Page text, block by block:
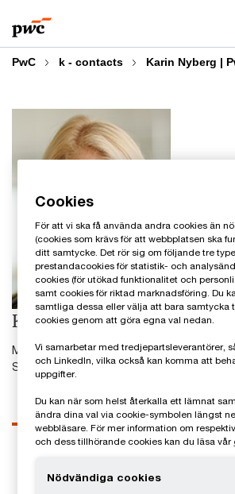
to
content
to
footer
PwC k - contacts Karin Nyberg |
Karin Nyberg
Manager, cirkulär ekonomi och hållbar
Sverige
Kontaktuppgifter
Cookies
För att vi ska få använda andra cookies än
(cookies som krävs för att webbplatsen ska
ditt samtycke. Det rör sig om följande tre
prestandacookies för statistik- och
cookies (för utökad funktionalitet och
samt cookies för riktad marknadsföring. Du
samtliga dessa eller välja att bara samtycka
cookies genom att göra egna val nedan.
Vi samarbetar med tredjepartsleverantörer,
och LinkedIn, vilka också kan komma att
uppgifter.
Du kan när som helst återkalla ett lämnat
ändra dina val via cookie-symbolen längst
webbläsare. För mer information om
och dess tillhörande cookies kan du läsa vår
Nödvändiga cookies